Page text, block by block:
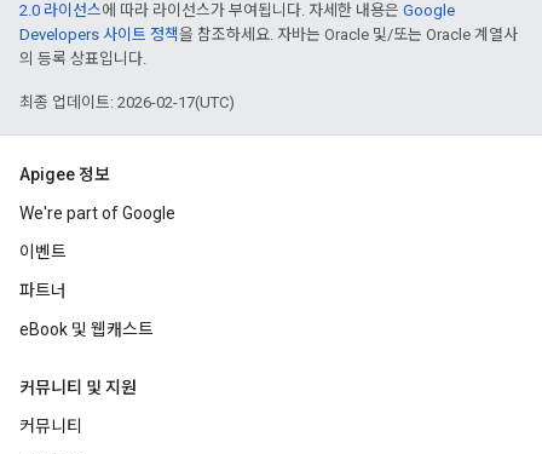
2.0 라이선스에 따라 라이선스가 부여됩니다. 자세한 내용은 Google
Developers 사이트 정책을 참조하세요. 자바는 Oracle 및/또는 Oracle 계열사
의 등록 상표입니다.
최종 업데이트: 2026-02-17(UTC)
Apigee 정보
We're part of Google
이벤트
파트너
eBook 및 웹캐스트
커뮤니티 및 지원
커뮤니티